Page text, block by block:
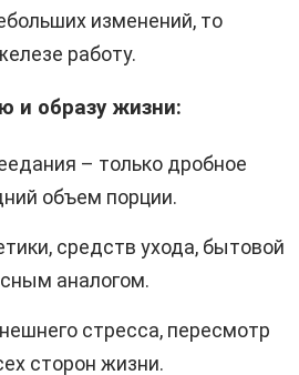
изменений, то
работу.
и образу жизни:
– только дробное
объем порции.
средств ухода, бытовой
аналогом.
стресса, пересмотр
сторон жизни.